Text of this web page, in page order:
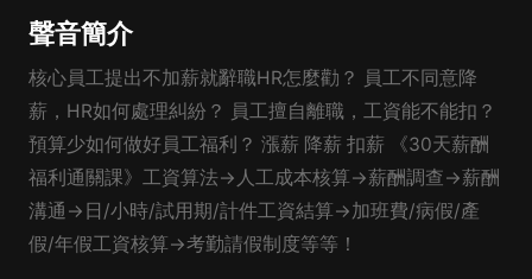
聲音簡介
核心員工提出不加薪就辭職HR怎麼勸？ 員工不同意降
薪，HR如何處理糾紛？ 員工擅自離職，工資能不能扣？
預算少如何做好員工福利？ 漲薪 降薪 扣薪 《30天薪酬
福利通關課》工資算法→人工成本核算→薪酬調查→薪酬
溝通→日/小時/試用期/計件工資結算→加班費/病假/產
假/年假工資核算→考勤請假制度等等！